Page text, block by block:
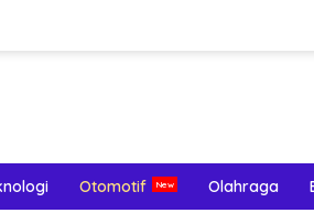
Otomotif Olahraga